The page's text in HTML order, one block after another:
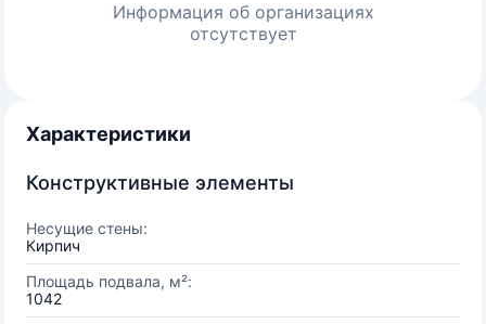
Информация об организациях
отсутствует
Характеристики
Конструктивные элементы
Несущие стены:
Кирпич
Площадь подвала, м²:
1042